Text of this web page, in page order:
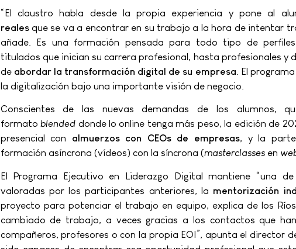
“El claustro habla desde la propia experiencia y pone al
realesque se va a encontrar en su trabajo a la hora de intentar
añade. Es una formación pensada para todo tipo de
titulados que inician su carrera profesional, hasta profesionales y
de abordar la transformación digital de su empresa. El
la digitalización bajo una importante visión de negocio.
Conscientes de las nuevas demandas de los alumnos,
formatoblended donde lo online tenga más peso, la edición de
presencial con almuerzos con CEOs de empresas, y la parte
formación asíncrona (vídeos) con la síncrona (masterclasses en
El Programa Ejecutivo en Liderazgo Digital mantiene “una
valoradas por los participantes anteriores, la mentorización
proyecto para potenciar el trabajo en equipo, explica de los
cambiado de trabajo, a veces gracias a los contactos que
compañeros, profesores o con la propia EOI”, apunta el director